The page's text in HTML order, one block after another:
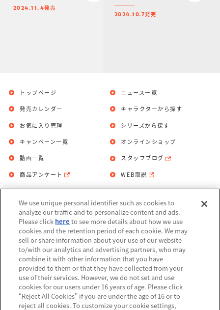
2024.11.4発売
2024.10.7発売
トップページ
発売カレンダー
お気に入り管理
ニュース一覧
キャラクターから探す
シリーズから探す
キャンペーン一覧
動画一覧
商品アンケート
オンラインショップ
スタッフブログ
WEB取説
お問い合わせ 個人情報保護方針
利用規約
Do Not Sell or Share My Personal
Information
アレルギー情報
We use unique personal identifier such as cookies to
analyze our traffic and to personalize content and ads.
Please click here to see more details about how we use
cookies and the retention period of each cookie. We may
sell or share information about your use of our website
to/with our analytics and advertising partners, who may
combine it with other information that you have
provided to them or that they have collected from your
use of their services. However, we do not set and use
cookies for our users under 16 years of age. Please click
“Reject All Cookies” if you are under the age of 16 or to
reject all cookies. To customize your cookie settings,